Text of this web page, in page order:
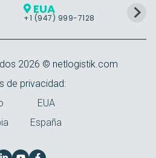
EUA
+1 (947) 999-7128
2026 © netlogistik.com
de privacidad:
EUA
España